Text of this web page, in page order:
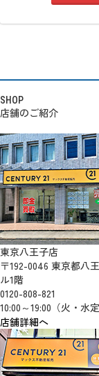
SHOP
店舗のご紹介
東京八王子店
〒192-0046 東京都八
ル1階
0120-808-821
10:00～19:00（火・水定
店舗詳細へ